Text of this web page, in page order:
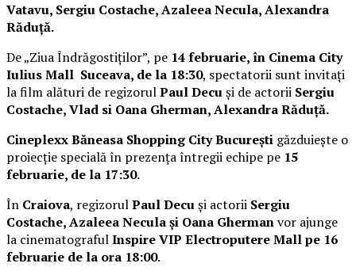
Vatavu, Sergiu Costache, Azaleea Necula, Alexandra
Răduță.
De „Ziua Îndrăgostiților”, pe 14 februarie, în Cinema City
Iulius Mall Suceava, de la 18:30, spectatorii sunt invitați
la film alături de regizorulPaul Decuși de actorii Sergiu
Costache, Vlad si Oana Gherman, Alexandra Răduță.
Cineplexx Băneasa Shopping City București găzduiește o
proiecție specială în prezența întregii echipe pe 15
februarie, de la 17:30.
În Craiova, regizorulPaul Decuși actorii Sergiu
Costache, Azaleea Necula și Oana Ghermanvor ajunge
la cinematografulInspire VIP Electroputere Mall pe 16
februarie de la ora 18:00.